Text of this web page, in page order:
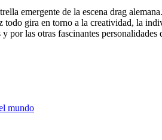
emergente de la escena drag
todo gira en torno a la creatividad, la
las otras fascinantes personalidades
mundo